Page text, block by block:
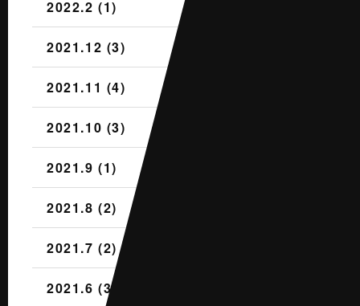
2022.2 (1)
2021.12 (3)
2021.11 (4)
2021.10 (3)
2021.9 (1)
2021.8 (2)
2021.7 (2)
2021.6 (3)